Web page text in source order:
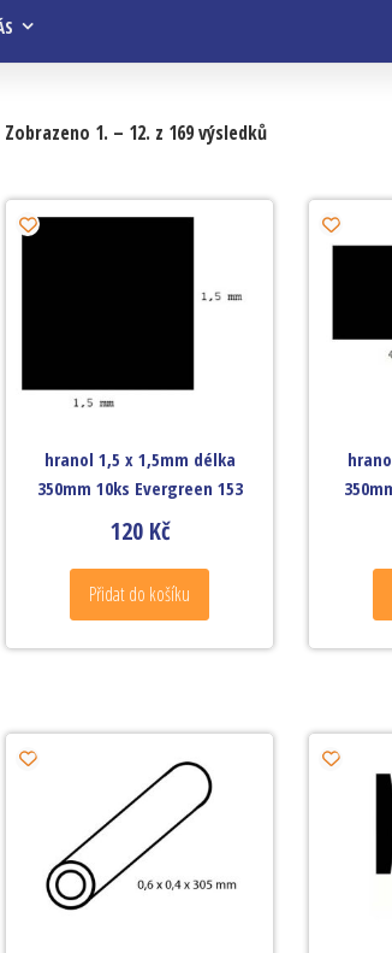
Zobrazeno 1. – 12. z 169 výsledků
hranol 1,5 x 1,5mm délka
350mm 10ks Evergreen 153
120 Kč
Přidat do košíku